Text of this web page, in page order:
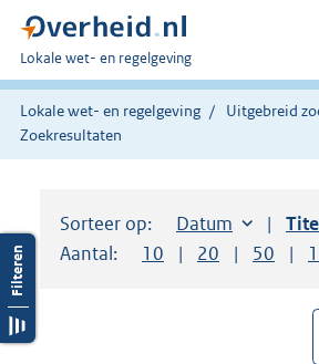
U
bent
hier:
Lokale wet- en regelgeving
Lokale wet- en regelgeving
Uitgebreid
Zoekresultaten
Sorteer op: Sorteer op:
Datum aflopend
Aantal:
Toon
10 resultaten per
Toon
20 resultaten
Toon
50